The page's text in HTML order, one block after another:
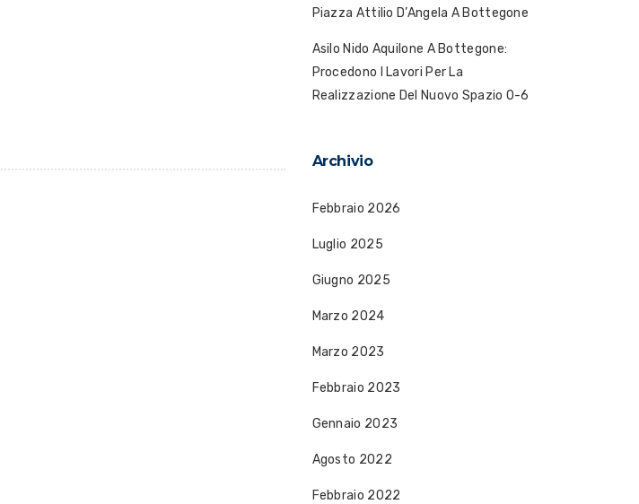
Piazza Attilio D’Angela A Bottegone
Asilo Nido Aquilone A Bottegone:
Procedono I Lavori Per La
Realizzazione Del Nuovo Spazio 0-6
Archivio
Febbraio 2026
Luglio 2025
Giugno 2025
Marzo 2024
Marzo 2023
Febbraio 2023
Gennaio 2023
Agosto 2022
Febbraio 2022